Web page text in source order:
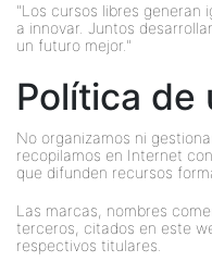
"Los cursos libres generan
a innovar. Juntos
un futuro mejor."
Política de
No organizamos ni
recopilamos en Internet
que difunden recursos
Las marcas, nombres
terceros, citados en este
respectivos titulares.